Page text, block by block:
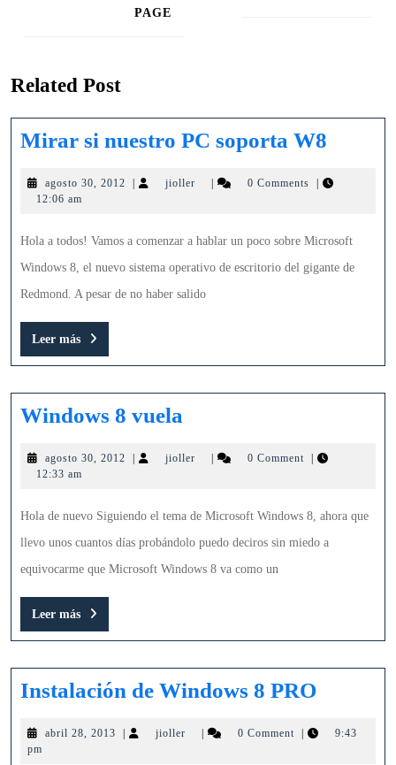
PAGE
Related Post
Mirar si nuestro PC soporta W8
W8
agosto 30, 2012 agosto
jioller jioller 0 Comments
12:06 am
Hola a todos! Vamos a comenzar a hablar un poco sobre Microsoft
Windows 8, el nuevo sistema operativo de escritorio del gigante de
Redmond. A pesar de no haber salido
Leer más
más
Windows 8 vuela
vuela
agosto 30, 2012 agosto
jioller jioller 0 Comment
12:33 am
Hola de nuevo Siguiendo el tema de Microsoft Windows 8, ahora que
llevo unos cuantos días probándolo puedo deciros sin miedo a
equivocarme que Microsoft Windows 8 va como un
Leer más
más
Instalación de Windows 8 PRO
abril 28, 2013 abril
jioller jioller 0 Comment
9:43
pm